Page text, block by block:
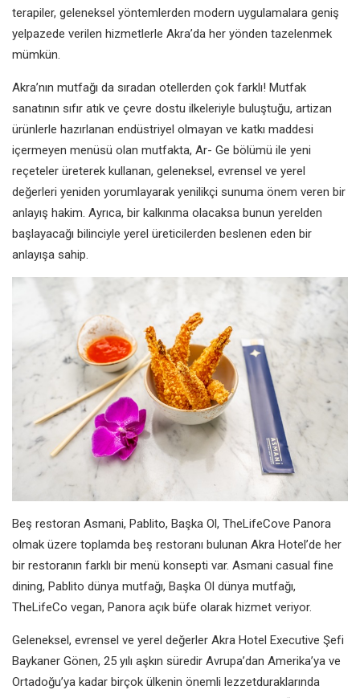
terapiler, geleneksel yöntemlerden modern uygulamalara geniş
yelpazede verilen hizmetlerle Akra’da her yönden tazelenmek
mümkün.
Akra’nın mutfağı da sıradan otellerden çok farklı! Mutfak
sanatının sıfır atık ve çevre dostu ilkeleriyle buluştuğu, artizan
ürünlerle hazırlanan endüstriyel olmayan ve katkı maddesi
içermeyen menüsü olan mutfakta, Ar- Ge bölümü ile yeni
reçeteler üreterek kullanan, geleneksel, evrensel ve yerel
değerleri yeniden yorumlayarak yenilikçi sunuma önem veren bir
anlayış hakim. Ayrıca, bir kalkınma olacaksa bunun yerelden
başlayacağı bilinciyle yerel üreticilerden beslenen eden bir
anlayışa sahip.
Beş restoran Asmani, Pablito, Başka Ol, TheLifeCove Panora
olmak üzere toplamda beş restoranı bulunan Akra Hotel’de her
bir restoranın farklı bir menü konsepti var. Asmani casual fine
dining, Pablito dünya mutfağı, Başka Ol dünya mutfağı,
TheLifeCo vegan, Panora açık büfe olarak hizmet veriyor.
Geleneksel, evrensel ve yerel değerler Akra Hotel Executive Şefi
Baykaner Gönen, 25 yılı aşkın süredir Avrupa’dan Amerika’ya ve
Ortadoğu’ya kadar birçok ülkenin önemli lezzetduraklarında